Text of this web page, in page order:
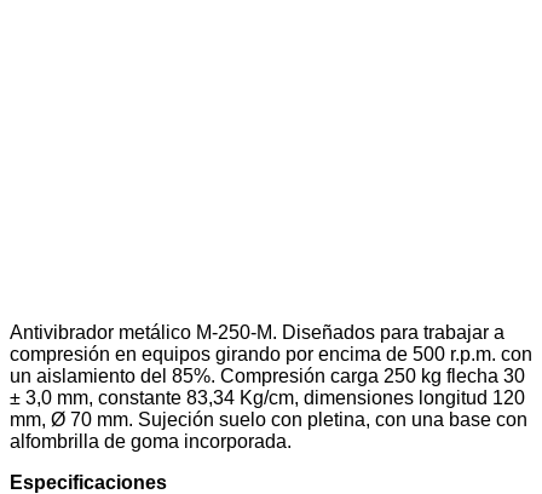
Antivibrador metálico M-250-M. Diseñados para trabajar a
compresión en equipos girando por encima de 500 r.p.m. con
un aislamiento del 85%. Compresión carga 250 kg flecha 30
± 3,0 mm, constante 83,34 Kg/cm, dimensiones longitud 120
mm, Ø 70 mm. Sujeción suelo con pletina, con una base con
alfombrilla de goma incorporada.
Especificaciones